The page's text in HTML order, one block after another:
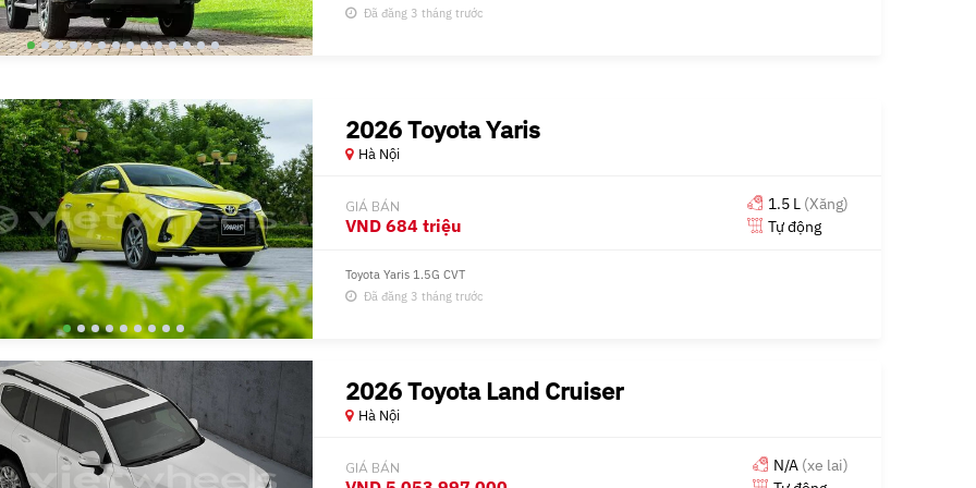
Đã đăng 3 tháng trước
2026 Toyota Yaris
Hà Nội
GIÁ BÁN
VND 684 triệu
1.5 L (Xăng)
Tự động
Toyota Yaris 1.5G CVT
Đã đăng 3 tháng trước
2026 Toyota Land Cruiser
Hà Nội
GIÁ BÁN N/A (xe lai)